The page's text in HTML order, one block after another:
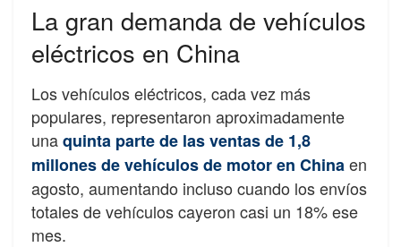
La gran demanda de vehículos
eléctricos en China
Los vehículos eléctricos, cada vez más
populares, representaron aproximadamente
unaquinta parte de las ventas de 1,8
millones de vehículos de motor en Chinaen
agosto, aumentando incluso cuando los envíos
totales de vehículos cayeron casi un 18% ese
mes.